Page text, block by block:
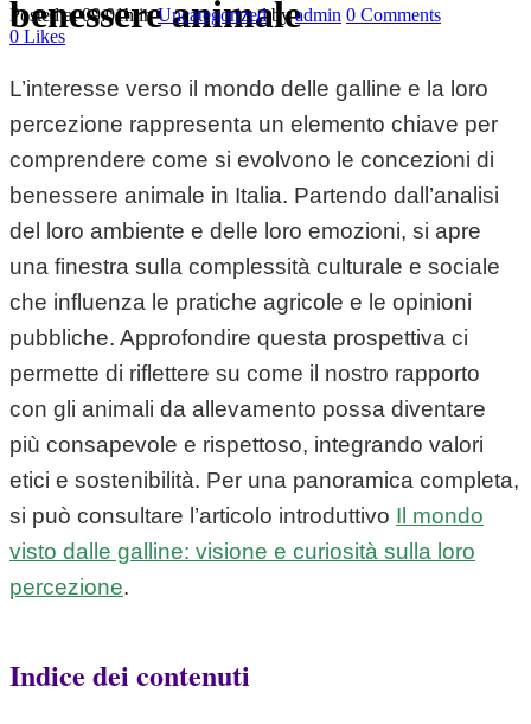
benessere animale
Posted at 09:01hinUncategorized byadmin 0 Comments
0 Likes
L’interesse verso il mondo delle galline e la loro
percezione rappresenta un elemento chiave per
comprendere come si evolvono le concezioni di
benessere animale in Italia. Partendo dall’analisi
del loro ambiente e delle loro emozioni, si apre
una finestra sulla complessità culturale e sociale
che influenza le pratiche agricole e le opinioni
pubbliche. Approfondire questa prospettiva ci
permette di riflettere su come il nostro rapporto
con gli animali da allevamento possa diventare
più consapevole e rispettoso, integrando valori
etici e sostenibilità. Per una panoramica completa,
si può consultare l’articolo introduttivo Il mondo
visto dalle galline: visione e curiosità sulla loro
percezione.
Indice dei contenuti